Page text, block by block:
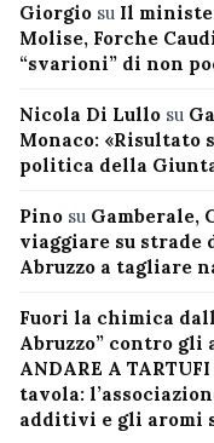
Giorgio su Il
Molise, Forche
“svarioni” di non
Nicola Di Lullo su
Monaco: «Risultato
politica della
Pino su Gamberale,
viaggiare su strade
Abruzzo a tagliare
Fuori la chimica
Abruzzo” contro
ANDARE A
tavola:
additivi e gli aromi